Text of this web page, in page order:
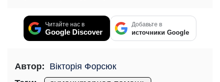
Читайте нас в
Google Discover
Добавьте в
источники Google
Автор: Вікторія Форсюк